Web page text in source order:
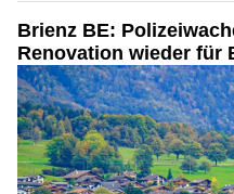
Brienz BE:
Renovation wieder für